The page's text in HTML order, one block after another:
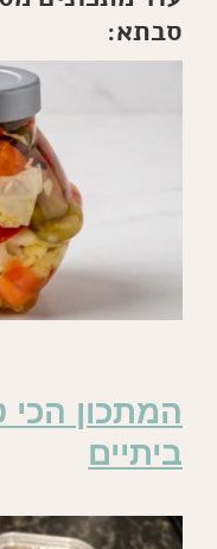
סבתא:
המתכון הכי
ביתיים